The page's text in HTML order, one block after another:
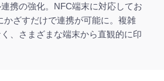
携の強化。NFC端末に対応してお
かざすだけで連携が可能に。複雑
、さまざまな端末から直観的に印